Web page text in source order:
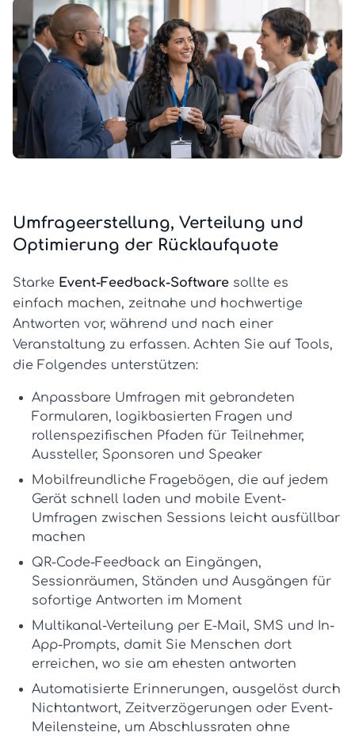
Umfrageerstellung, Verteilung und
Optimierung der Rücklaufquote
Starke Event-Feedback-Software sollte es
einfach machen, zeitnahe und hochwertige
Antworten vor, während und nach einer
Veranstaltung zu erfassen. Achten Sie auf Tools,
die Folgendes unterstützen:
Anpassbare Umfragen mit gebrandeten
Formularen, logikbasierten Fragen und
rollenspezifischen Pfaden für Teilnehmer,
Aussteller, Sponsoren und Speaker
Mobilfreundliche Fragebögen, die auf jedem
Gerät schnell laden und mobile Event-
Umfragen zwischen Sessions leicht ausfüllbar
machen
QR-Code-Feedback an Eingängen,
Sessionräumen, Ständen und Ausgängen für
sofortige Antworten im Moment
Multikanal-Verteilung per E-Mail, SMS und In-
App-Prompts, damit Sie Menschen dort
erreichen, wo sie am ehesten antworten
Automatisierte Erinnerungen, ausgelöst durch
Nichtantwort, Zeitverzögerungen oder Event-
Meilensteine, um Abschlussraten ohne